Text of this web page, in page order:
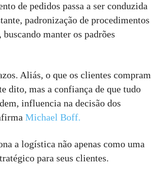
de pedidos passa a ser conduzida
padronização de procedimentos
manter os padrões
Aliás, o que os clientes compram
dito, mas a confiança de que tudo
influencia na decisão dos
Michael Boff.
a logística não apenas como uma
para seus clientes.